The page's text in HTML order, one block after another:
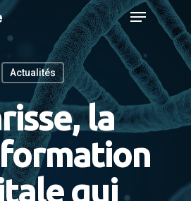
Menu
Actualités
la
qui